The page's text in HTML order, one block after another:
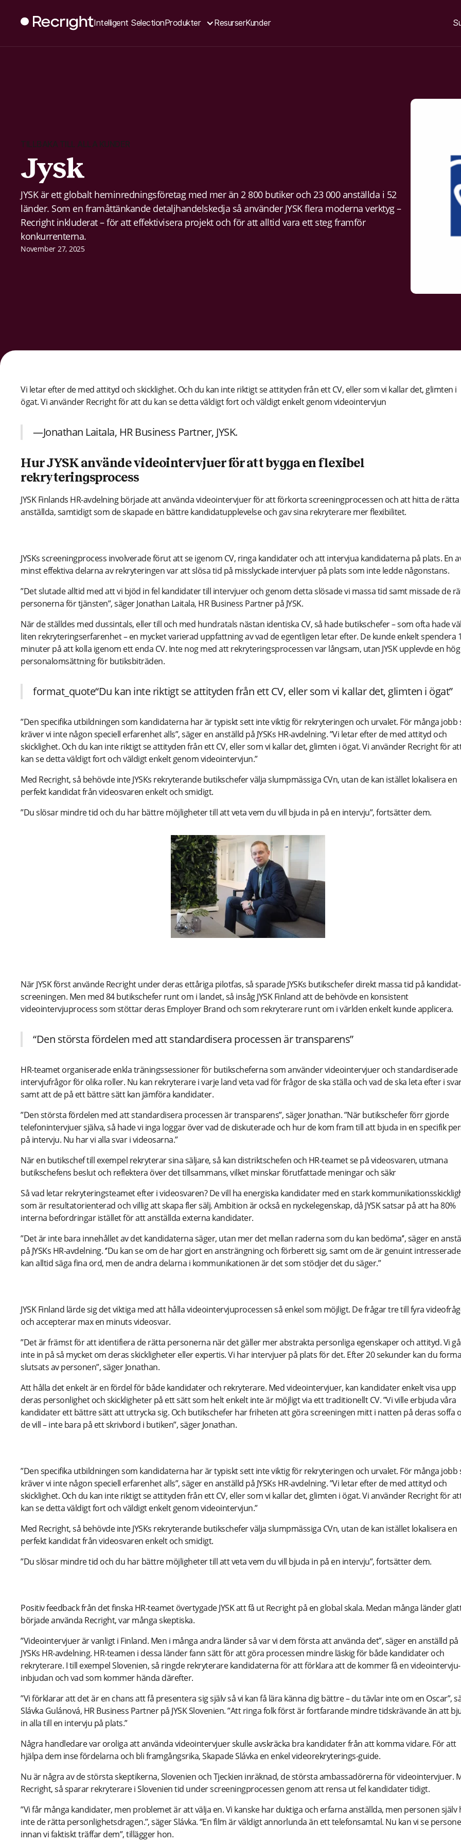
Intelligent SelectionProdukter ResurserKunder
TILLBAKA TILL ALLA KUNDER
Jysk
JYSK är ett globalt heminredningsföretag med mer än 2 800 butiker och 23 000 anställda i 52
länder. Som en framåttänkande detaljhandelskedja så använder JYSK flera moderna verktyg –
Recright inkluderat – för att effektivisera projekt och för att alltid vara ett steg framför
konkurrenterna.
November 27, 2025
Vi letar efter de med attityd och skicklighet. Och du kan inte riktigt se attityden från ett CV, eller som vi kallar det, glimten i
ögat. Vi använder Recright för att du kan se detta väldigt fort och väldigt enkelt genom videointervjun
—Jonathan Laitala, HR Business Partner, JYSK.
Hur JYSK använde videointervjuer för att bygga en flexibel
rekryteringsprocess
JYSK Finlands HR-avdelning började att använda videointervjuer för att förkorta screeningprocessen och att hitta de rätta
anställda, samtidigt som de skapade en bättre kandidatupplevelse och gav sina rekryterare mer flexibilitet.
JYSKs screeningprocess involverade förut att se igenom CV, ringa kandidater och att intervjua kandidaterna på plats. En
minst effektiva delarna av rekryteringen var att slösa tid på misslyckade intervjuer på plats som inte ledde någonstans.
”Det slutade alltid med att vi bjöd in fel kandidater till intervjuer och genom detta slösade vi massa tid samt missade de
personerna för tjänsten”, säger Jonathan Laitala, HR Business Partner på JYSK.
När de ställdes med dussintals, eller till och med hundratals nästan identiska CV, så hade butikschefer – som ofta hade
liten rekryteringserfarenhet – en mycket varierad uppfattning av vad de egentligen letar efter. De kunde enkelt spendera
minuter på att kolla igenom ett enda CV. Inte nog med att rekryteringsprocessen var långsam, utan JYSK upplevde en hög
personalomsättning för butiksbiträden.
format_quote“Du kan inte riktigt se attityden från ett CV, eller som vi kallar det, glimten i ögat”
”Den specifika utbildningen som kandidaterna har är typiskt sett inte viktig för rekryteringen och urvalet. För många jobb
kräver vi inte någon speciell erfarenhet alls”, säger en anställd på JYSKs HR-avdelning. ”Vi letar efter de med attityd och
skicklighet. Och du kan inte riktigt se attityden från ett CV, eller som vi kallar det, glimten i ögat. Vi använder Recright för
kan se detta väldigt fort och väldigt enkelt genom videointervjun.”
Med Recright, så behövde inte JYSKs rekryterande butikschefer välja slumpmässiga CVn, utan de kan istället lokalisera en
perfekt kandidat från videosvaren enkelt och smidigt.
”Du slösar mindre tid och du har bättre möjligheter till att veta vem du vill bjuda in på en intervju”, fortsätter dem.
När JYSK först använde Recright under deras ettåriga pilotfas, så sparade JYSKs butikschefer direkt massa tid på kandidat-
screeningen. Men med 84 butikschefer runt om i landet, så insåg JYSK Finland att de behövde en konsistent
videointervjuprocess som stöttar deras Employer Brand och som rekryterare runt om i världen enkelt kunde applicera.
“Den största fördelen med att standardisera processen är transparens”
HR-teamet organiserade enkla träningssessioner för butikscheferna som använder videointervjuer och standardiserade
intervjufrågor för olika roller. Nu kan rekryterare i varje land veta vad för frågor de ska ställa och vad de ska leta efter i
samt att de på ett bättre sätt kan jämföra kandidater.
”Den största fördelen med att standardisera processen är transparens”, säger Jonathan. ”När butikschefer förr gjorde
telefonintervjuer själva, så hade vi inga loggar över vad de diskuterade och hur de kom fram till att bjuda in en specifik
på intervju. Nu har vi alla svar i videosarna.”
När en butikschef till exempel rekryterar sina säljare, så kan distriktschefen och HR-teamet se på videosvaren, utmana
butikschefens beslut och reflektera över det tillsammans, vilket minskar förutfattade meningar och säkr
Så vad letar rekryteringsteamet efter i videosvaren? De vill ha energiska kandidater med en stark
som är resultatorienterad och villig att skapa fler sälj. Ambition är också en nyckelegenskap, då JYSK satsar på att ha 80%
interna befordringar istället för att anställda externa kandidater.
”Det är inte bara innehållet av det kandidaterna säger, utan mer det mellan raderna som du kan bedöma’’, säger en
på JYSKs HR-avdelning. ‘’Du kan se om de har gjort en ansträngning och förberett sig, samt om de är genuint
kan alltid säga fina ord, men de andra delarna i kommunikationen är det som stödjer det du säger.”
JYSK Finland lärde sig det viktiga med att hålla videointervjuprocessen så enkel som möjligt. De frågar tre till fyra
och accepterar max en minuts videosvar.
”Det är främst för att identifiera de rätta personerna när det gäller mer abstrakta personliga egenskaper och attityd. Vi
inte in på så mycket om deras skickligheter eller expertis. Vi har intervjuer på plats för det. Efter 20 sekunder kan du
slutsats av personen”, säger Jonathan.
Att hålla det enkelt är en fördel för både kandidater och rekryterare. Med videointervjuer, kan kandidater enkelt visa upp
deras personlighet och skickligheter på ett sätt som helt enkelt inte är möjligt via ett traditionellt CV. ”Vi ville erbjuda våra
kandidater ett bättre sätt att uttrycka sig. Och butikschefer har friheten att göra screeningen mitt i natten på deras soffa
de vill – inte bara på ett skrivbord i butiken”, säger Jonathan.
”Den specifika utbildningen som kandidaterna har är typiskt sett inte viktig för rekryteringen och urvalet. För många jobb
kräver vi inte någon speciell erfarenhet alls”, säger en anställd på JYSKs HR-avdelning. ”Vi letar efter de med attityd och
skicklighet. Och du kan inte riktigt se attityden från ett CV, eller som vi kallar det, glimten i ögat. Vi använder Recright för
kan se detta väldigt fort och väldigt enkelt genom videointervjun.”
Med Recright, så behövde inte JYSKs rekryterande butikschefer välja slumpmässiga CVn, utan de kan istället lokalisera en
perfekt kandidat från videosvaren enkelt och smidigt.
”Du slösar mindre tid och du har bättre möjligheter till att veta vem du vill bjuda in på en intervju”, fortsätter dem.
Positiv feedback från det finska HR-teamet övertygade JYSK att få ut Recright på en global skala. Medan många länder
började använda Recright, var många skeptiska.
”Videointervjuer är vanligt i Finland. Men i många andra länder så var vi dem första att använda det”, säger en anställd på
JYSKs HR-avdelning. HR-teamen i dessa länder fann sätt för att göra processen mindre läskig för både kandidater och
rekryterare. I till exempel Slovenien, så ringde rekryterare kandidaterna för att förklara att de kommer få en videointervju-
inbjudan och vad som kommer hända därefter.
”Vi förklarar att det är en chans att få presentera sig själv så vi kan få lära känna dig bättre – du tävlar inte om en Oscar”,
Slávka Gulánová, HR Business Partner på JYSK Slovenien. ”Att ringa folk först är fortfarande mindre tidskrävande än att
in alla till en intervju på plats.”
Några handledare var oroliga att använda videointervjuer skulle avskräcka bra kandidater från att komma vidare. För att
hjälpa dem inse fördelarna och bli framgångsrika, Skapade Slávka en enkel videorekryterings-guide.
Nu är några av de största skeptikerna, Slovenien och Tjeckien inräknad, de största ambassadörerna för videointervjuer.
Recright, så sparar rekryterare i Slovenien tid under screeningprocessen genom att rensa ut fel kandidater tidigt.
”Vi får många kandidater, men problemet är att välja en. Vi kanske har duktiga och erfarna anställda, men personen själv
inte de rätta personlighetsdragen.’’, säger Slávka. ‘’En film är väldigt annorlunda än ett telefonsamtal. Nu kan vi se
innan vi faktiskt träffar dem”, tillägger hon.